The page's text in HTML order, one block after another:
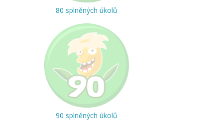
80 splněných úkolů
90 splněných úkolů